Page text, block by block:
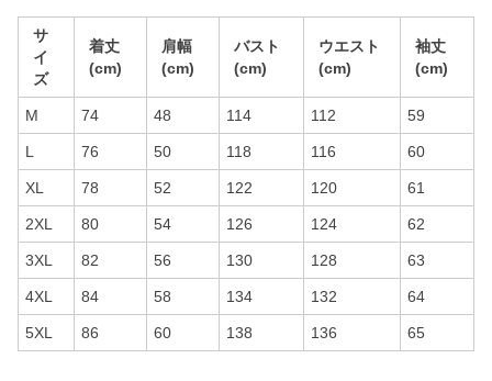
サ
イ
ズ
着丈
(cm)
肩幅
(cm)
バスト
(cm)
ウエスト
(cm)
袖丈
(cm)
M 74 48 114 112 59
L 76 50 118 116 60
XL 78 52 122 120 61
2XL 80 54 126 124 62
3XL 82 56 130 128 63
4XL 84 58 134 132 64
5XL 86 60 138 136 65